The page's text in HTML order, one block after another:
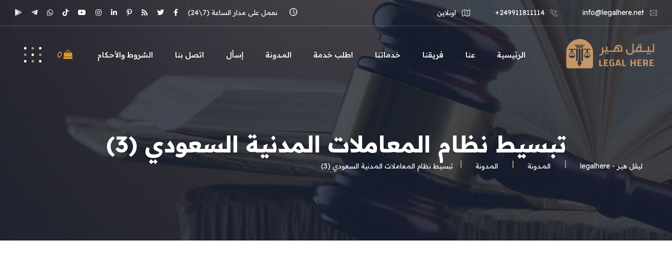
info@legalhere.net
249911811114+ اونلاين نعمل على مدار الساعة (7\24)
الرئيسية عنا فريقنا خدماتنا اطلب خدمة المـدونة إسأل اتصل بنا الشروط والأحكام 0
تبسيط نظام المعاملات المدنية السعودي (3)
ليقل هير - legalhere المـدونة المدونة تبسيط نظام المعاملات المدنية السعودي (3)